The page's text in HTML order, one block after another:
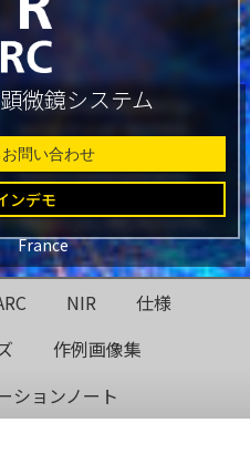
Glial cell surrounded by
culture labeled for
microtubules and actin
Dr. Christophe Leterrier,
NeuroCyto, INP, Marseille,
France
微鏡システム
問い合わせ
ンデモ
NIR
仕様
作例画像集
ションノート